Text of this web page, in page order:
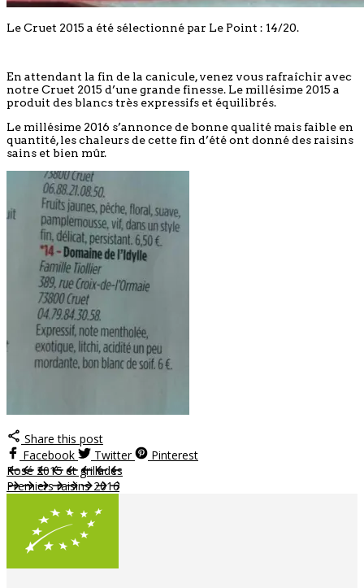
Le Cruet 2015 a été sélectionné par Le Point : 14/20.
En attendant la fin de la canicule, venez vous rafraîchir avec
notre Cruet 2015 d’une grande finesse. Le millésime 2015 a
produit des blancs très expressifs et équilibrés.
Le millésime 2016 s’annonce de bonne qualité mais faible en
quantité, les chaleurs de cette fin d’été ont donné des raisins
sains et bien mûr.
Share this post
Facebook
Twitter
Pinterest
Rosé 2015 et grillades
Premiers raisins 2016